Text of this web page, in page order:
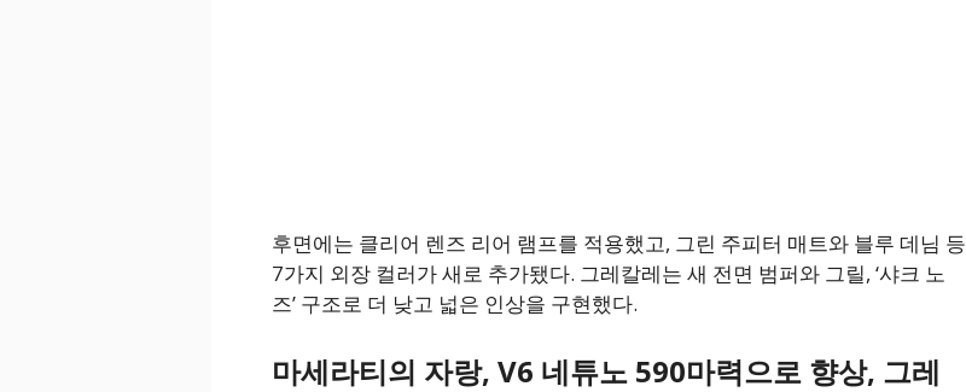
후면에는 클리어 렌즈 리어 램프를 적용했고, 그린 주피터 매트와 블루 데님 등
7가지 외장 컬러가 새로 추가됐다. 그레칼레는 새 전면 범퍼와 그릴, ‘샤크 노
즈’ 구조로 더 낮고 넓은 인상을 구현했다.
마세라티의 자랑, V6 네튜노 590마력으로 향상, 그레